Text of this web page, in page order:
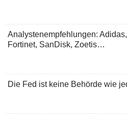
Analystenempfehlungen:
Fortinet, SanDisk, Zoetis…
Die Fed ist keine Behörde wie